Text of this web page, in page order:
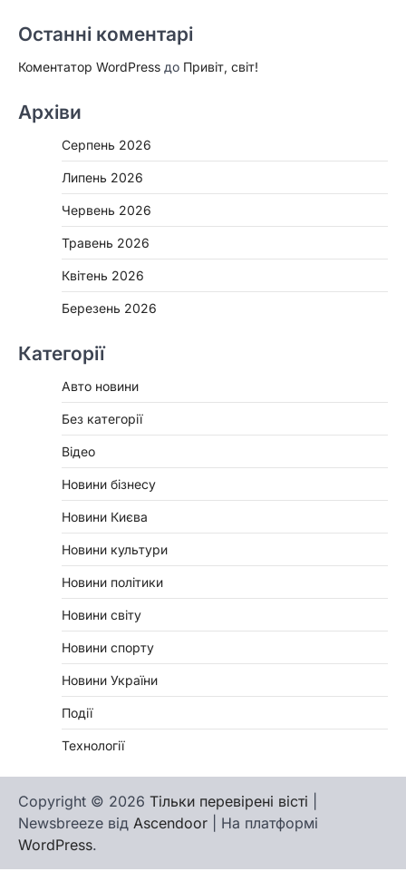
Останні коментарі
Коментатор WordPress до Привіт, світ!
Архіви
Серпень 2026
Липень 2026
Червень 2026
Травень 2026
Квітень 2026
Березень 2026
Категорії
Авто новини
Без категорії
Відео
Новини бізнесу
Новини Києва
Новини культури
Новини політики
Новини світу
Новини спорту
Новини України
Події
Технології
Copyright © 2026 Тільки перевірені вісті
Newsbreeze від Ascendoor | На платформі
WordPress.